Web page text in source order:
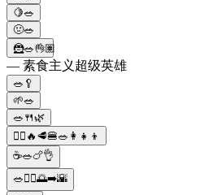
🍋🥗
🤢🥗
🦹🥗👌🏽
— 素食主义超级英雄
🥗🥄
🌱🥗
🥗🍴🌿
🧔‍♂️🔥🥩🍔🥗👩‍👧‍👦
☕🥗🍗👌
🥗🙅‍♂️🌅➡️🌇